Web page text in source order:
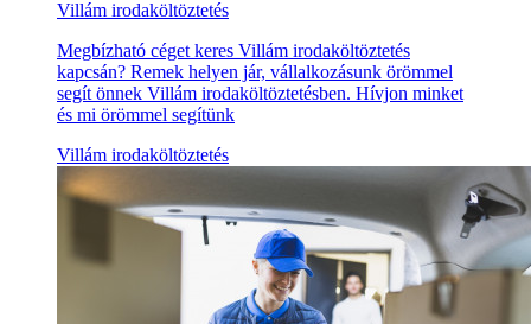
Villám irodaköltöztetés
Megbízható céget keres Villám irodaköltöztetés
kapcsán? Remek helyen jár, vállalkozásunk örömmel
segít önnek Villám irodaköltöztetésben. Hívjon minket
és mi örömmel segítünk
Villám irodaköltöztetés